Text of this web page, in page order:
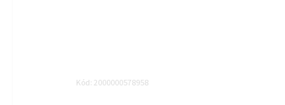
Kód: 2000000578958